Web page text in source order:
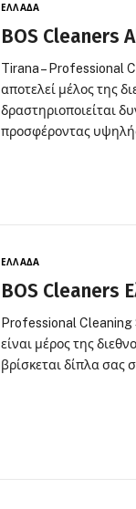
ΕΛΛΆΔΑ
BOS Cleaners
Tirana – Professional
αποτελεί μέλος της
δραστηριοποιείται
προσφέροντας
ΕΛΛΆΔΑ
BOS Cleaners
Professional Cleaning
είναι μέρος της
βρίσκεται δίπλα σας